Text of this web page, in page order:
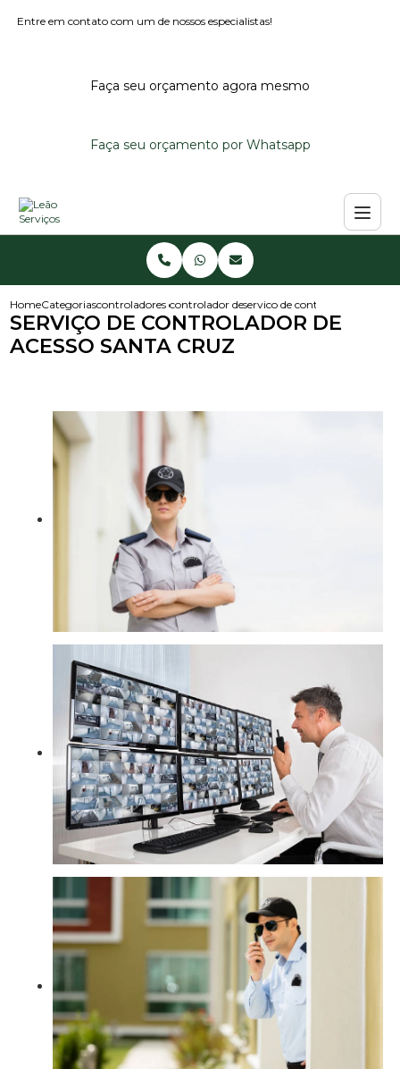
Entre em contato com um de nossos especialistas!
Faça seu orçamento agora mesmo
Faça seu orçamento por Whatsapp
HomeCategoriascontroladores de acessocontrolador de acesso condominio
servico de controlador de
SERVIÇO DE CONTROLADOR DE
ACESSO SANTA CRUZ